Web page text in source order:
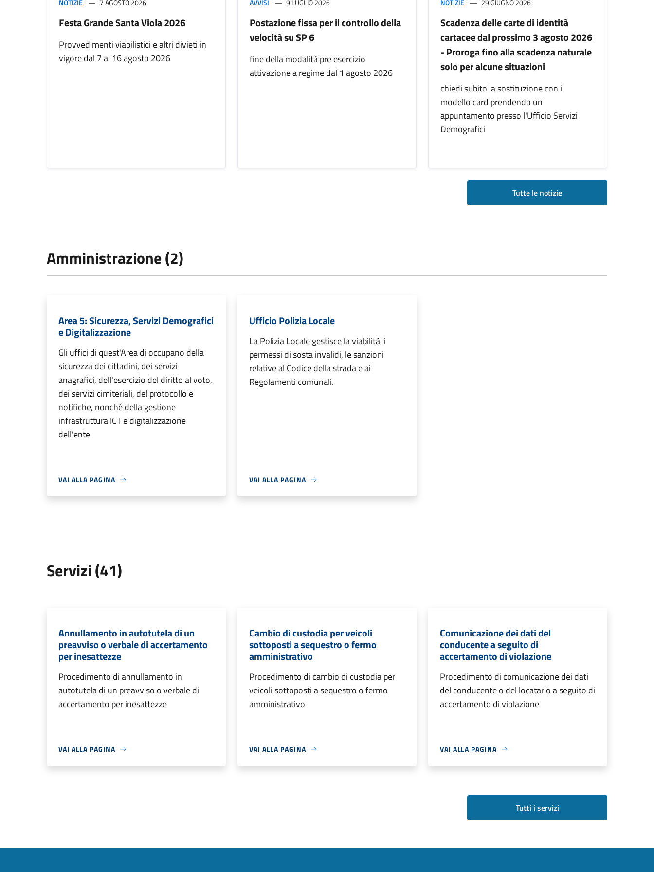
NOTIZIE 7 AGOSTO 2026
Festa Grande Santa Viola 2026
Provvedimenti viabilistici e altri divieti in
vigore dal 7 al 16 agosto 2026
AVVISI 9 LUGLIO 2026
Postazione fissa per il controllo della
velocità su SP 6
fine della modalità pre esercizio
attivazione a regime dal 1 agosto 2026
NOTIZIE 29 GIUGNO 2026
Scadenza delle carte di identità
cartacee dal prossimo 3 agosto 2026
- Proroga fino alla scadenza naturale
solo per alcune situazioni
chiedi subito la sostituzione con il
modello card prendendo un
appuntamento presso l'Ufficio Servizi
Demografici
Tutte le notizie
Amministrazione (2)
Area 5: Sicurezza, Servizi Demografici
e Digitalizzazione
Gli uffici di quest'Area di occupano della
sicurezza dei cittadini, dei servizi
anagrafici, dell'esercizio del diritto al voto,
dei servizi cimiteriali, del protocollo e
notifiche, nonché della gestione
infrastruttura ICT e digitalizzazione
dell'ente.
VAI ALLA PAGINA
Ufficio Polizia Locale
La Polizia Locale gestisce la viabilità, i
permessi di sosta invalidi, le sanzioni
relative al Codice della strada e ai
Regolamenti comunali.
VAI ALLA PAGINA
Servizi (41)
Annullamento in autotutela di un
preavviso o verbale di accertamento
per inesattezze
Procedimento di annullamento in
autotutela di un preavviso o verbale di
accertamento per inesattezze
VAI ALLA PAGINA
Cambio di custodia per veicoli
sottoposti a sequestro o fermo
amministrativo
Procedimento di cambio di custodia per
veicoli sottoposti a sequestro o fermo
amministrativo
VAI ALLA PAGINA
Comunicazione dei dati del
conducente a seguito di
accertamento di violazione
Procedimento di comunicazione dei dati
del conducente o del locatario a seguito di
accertamento di violazione
VAI ALLA PAGINA
Tutti i servizi